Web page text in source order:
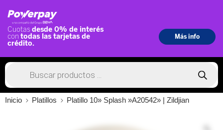
Inicio Platillos Platillo 10» Splash »A20542» | Zildjian